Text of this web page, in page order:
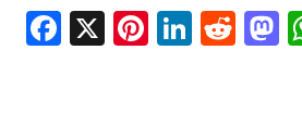
Facebook
X Pinterest